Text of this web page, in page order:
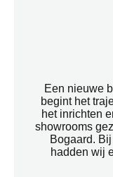
Een nieuwe
begint het
het inrichten
showrooms
Bogaard.
hadden wij